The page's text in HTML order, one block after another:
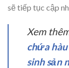
sẽ tiếp tục cập
Xem
chứa
sinh sản